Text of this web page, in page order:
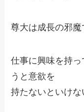
尊大は成長の邪魔
仕事に興味を持
うと意欲を
持たないといけな